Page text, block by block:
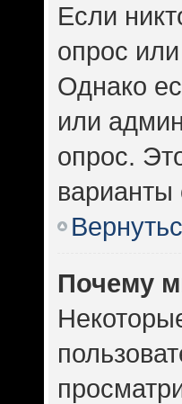
Если
опрос
Однако
или
опрос.
варианты
Почему